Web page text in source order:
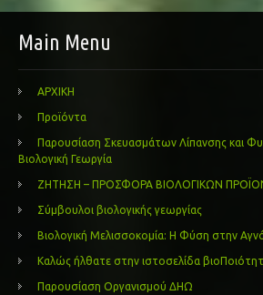
Main Menu
ΑΡΧΙΚΗ
Προϊόντα
Παρουσίαση Σκευασμάτων Λίπανσης και
Βιολογική Γεωργία
ΖΗΤΗΣΗ – ΠΡΟΣΦΟΡΑ ΒΙΟΛΟΓΙΚΩΝ
Σύμβουλοι βιολογικής γεωργίας
Βιολογική Μελισσοκομία: Η Φύση στην
Καλώς ήλθατε στην ιστοσελίδα
Παρουσίαση Οργανισμού ΔΗΩ